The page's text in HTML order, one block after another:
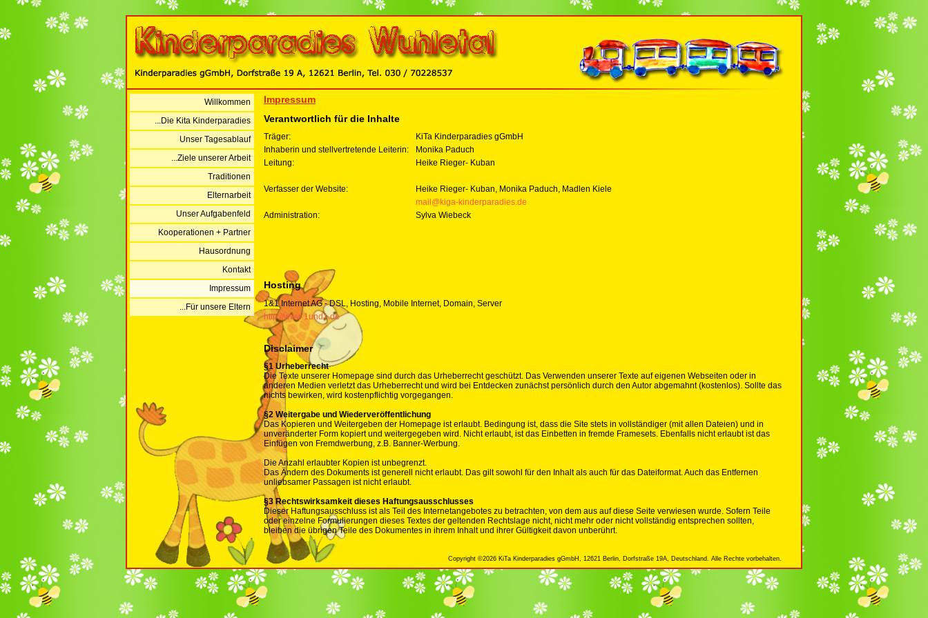
Willkommen
...Die Kita Kinderparadies
Unser Tagesablauf
...Ziele unserer Arbeit
Traditionen
Elternarbeit
Unser Aufgabenfeld
Kooperationen + Partner
Hausordnung
Kontakt
Impressum
...Für unsere Eltern
Impressum
Verantwortlich für die Inhalte
Träger:
KiTa Kinderparadies gGmbH
Inhaberin und stellvertretende Leiterin:
Monika Paduch
Leitung:
Heike Rieger- Kuban
Verfasser der Website:
Heike Rieger- Kuban, Monika Paduch, Madlen Kiele
mail@kiga-kinderparadies.de
Administration:
Sylva Wiebeck
Hosting
1&1 Internet AG - DSL, Hosting, Mobile Internet, Domain, Server
http://www.1und1.de
Disclaimer
§1 Urheberrecht
Die Texte unserer Homepage sind durch das Urheberrecht geschützt. Das Verwenden unserer Texte auf eigenen Webseiten oder in
anderen Medien verletzt das Urheberrecht und wird bei Entdecken zunächst persönlich durch den Autor abgemahnt (kostenlos). Sollte das
nichts bewirken, wird kostenpflichtig vorgegangen.
§2 Weitergabe und Wiederveröffentlichung
Das Kopieren und Weitergeben der Homepage ist erlaubt. Bedingung ist, dass die Site stets in vollständiger (mit allen Dateien) und in
unveränderter Form kopiert und weitergegeben wird. Nicht erlaubt, ist das Einbetten in fremde Framesets. Ebenfalls nicht erlaubt ist das
Einfügen von Fremdwerbung, z.B. Banner-Werbung.
Die Anzahl erlaubter Kopien ist unbegrenzt.
Das Ändern des Dokuments ist generell nicht erlaubt. Das gilt sowohl für den Inhalt als auch für das Dateiformat. Auch das Entfernen
unliebsamer Passagen ist nicht erlaubt.
§3 Rechtswirksamkeit dieses Haftungsausschlusses
Dieser Haftungsausschluss ist als Teil des Internetangebotes zu betrachten, von dem aus auf diese Seite verwiesen wurde. Sofern Teile
oder einzelne Formulierungen dieses Textes der geltenden Rechtslage nicht, nicht mehr oder nicht vollständig entsprechen sollten,
bleiben die übrigen Teile des Dokumentes in ihrem Inhalt und ihrer Gültigkeit davon unberührt.
Copyright ©2026 KiTa Kinderparadies gGmbH, 12621 Berlin, Dorfstraße 19A, Deutschland. Alle Rechte vorbehalten.